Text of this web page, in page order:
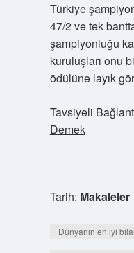
Türkiye
47/2 ve tek
şampiyonluğu
kuruluşları onu
ödülüne layık
Tavsiyeli
Demek
Tarih: Makaleler
Dünyanın en iyi